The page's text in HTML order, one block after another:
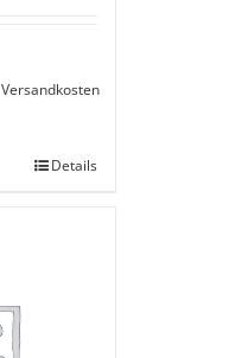
Versandkosten
Details